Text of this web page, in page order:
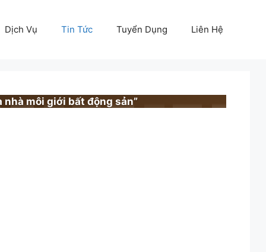
Dịch Vụ Tin Tức Tuyển Dụng Liên Hệ
nhà môi giới bất động sản”